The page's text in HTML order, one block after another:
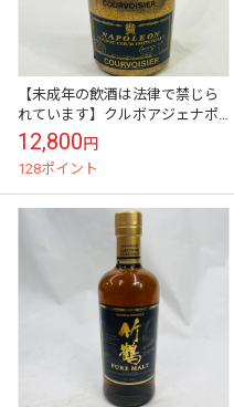
【未成年の飲酒は法律で禁じら
れています】クルボアジェナポ
レオンゴールドインペリアル
700ml40度
12,800円
128ポイント